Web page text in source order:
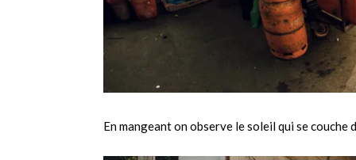
En mangeant on observe le soleil qui se couche